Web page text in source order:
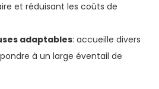
et réduisant les coûts de
adaptables: accueille divers
à un large éventail de